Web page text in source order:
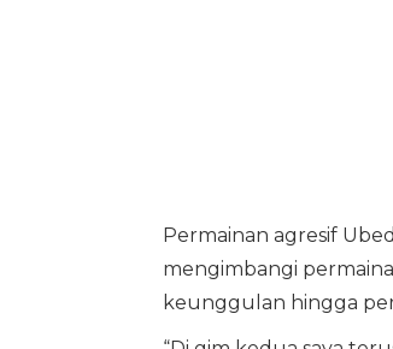
Permainan agresif
mengimbangi
keunggulan hingga